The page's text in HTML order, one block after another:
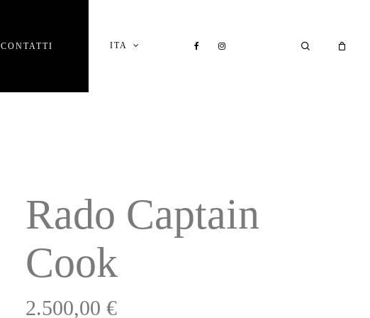
CONTATTI ITA FACEBOOKINSTAGRAM SEARCH
Rado Captain
Cook
2.500,00€